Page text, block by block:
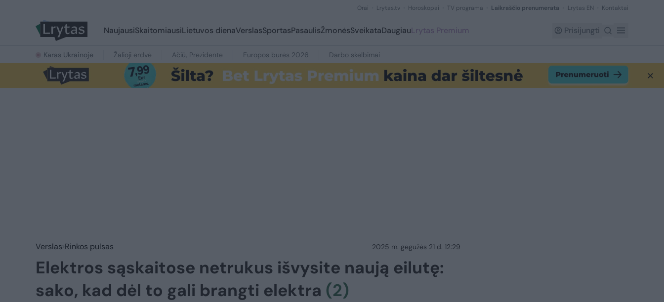
Orai Lrytas.tv Horoskopai TV programa Laikraščio prenumerata Lrytas EN Kontaktai
NaujausiSkaitomiausiLietuvos dienaVerslasSportasPasaulisŽmonėsSveikataDaugiauLrytas Premium Prisijungti
Karas Ukrainoje Žalioji erdvė Ačiū, Prezidente Europos burės 2026 Darbo skelbimai
Verslas Rinkos pulsas 2025 m. gegužės 21 d. 12:29
Elektros sąskaitose netrukus išvysite naują eilutę:
sako, kad dėl to gali brangti elektra (2)